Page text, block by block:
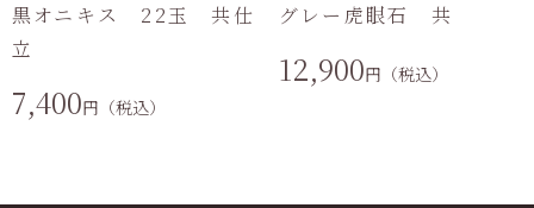
黒オニキス 22玉 共仕
立
7,400円（税込）
グレー虎眼石 共
12,900円（税込）